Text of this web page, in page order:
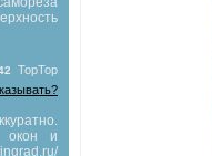
TopTop
окон и